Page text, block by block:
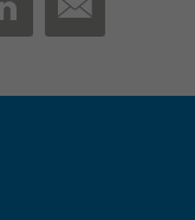
LINKEDIN
MAIL